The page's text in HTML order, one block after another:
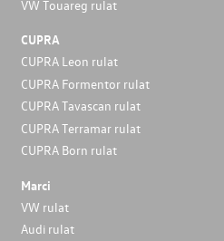
VW Touareg rulat
CUPRA
CUPRA Leon rulat
CUPRA Formentor rulat
CUPRA Tavascan rulat
CUPRA Terramar rulat
CUPRA Born rulat
Marci
VW rulat
Audi rulat